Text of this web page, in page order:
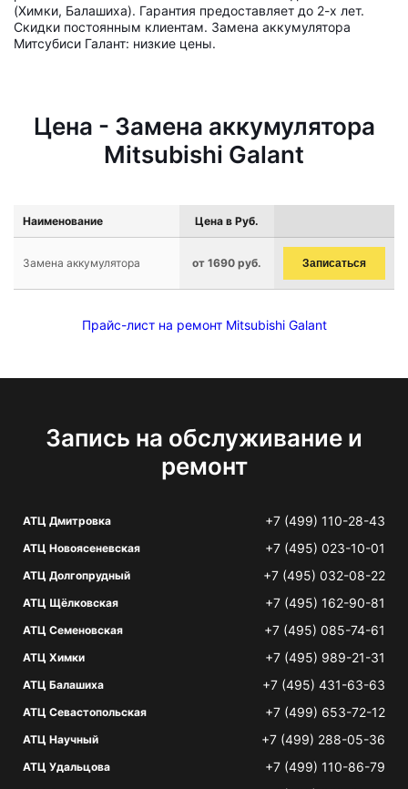
(Химки, Балашиха). Гарантия предоставляет до 2-х лет.
Скидки постоянным клиентам. Замена аккумулятора
Митсубиси Галант: низкие цены.
Цена - Замена аккумулятора
Mitsubishi Galant
Наименование Цена в Руб.
Замена аккумулятора от 1690 руб. Записаться
Прайс-лист на ремонт Mitsubishi Galant
Запись на обслуживание и
ремонт
АТЦ Дмитровка +7 (499) 110-28-43
АТЦ Новоясеневская +7 (495) 023-10-01
АТЦ Долгопрудный +7 (495) 032-08-22
АТЦ Щёлковская +7 (495) 162-90-81
АТЦ Семеновская +7 (495) 085-74-61
АТЦ Химки +7 (495) 989-21-31
АТЦ Балашиха +7 (495) 431-63-63
АТЦ Севастопольская +7 (499) 653-72-12
АТЦ Научный +7 (499) 288-05-36
АТЦ Удальцова +7 (499) 110-86-79